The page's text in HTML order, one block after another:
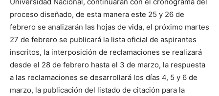
proceso diseñado, de esta manera este 25 y 26 de
febrero se analizarán las hojas de vida, el próximo martes
27 de febrero se publicará la lista oficial de aspirantes
inscritos, la interposición de reclamaciones se realizará
desde el 28 de febrero hasta el 3 de marzo, la respuesta
a las reclamaciones se desarrollará los días 4, 5 y 6 de
marzo, la publicación del listado de citación para la